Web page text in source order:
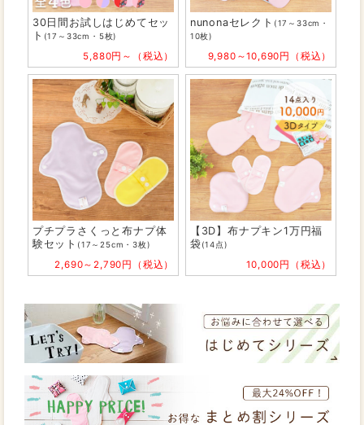
30日間お試しはじめてセッ
ト (17～33cm・5枚)
5,880円～（税込）
nunonaセレクト (17～33cm・
10枚)
9,980～10,690円（税込）
プチプラさくっと布ナプ体
験セット (17～25cm・3枚)
2,690～2,790円（税込）
【3D】布ナプキン1万円福
袋(14点)
10,000円（税込）